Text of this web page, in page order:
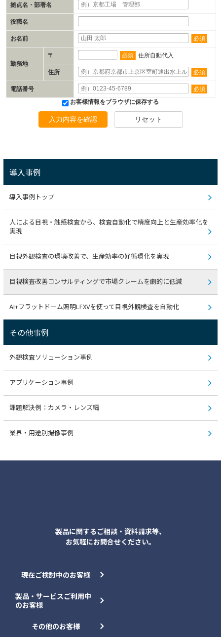
拠点名・部署名
役職名
お名前 必須
勤務地
〒 必須 住所自動代入
住所 必須
電話番号
必須
お客様情報をブラウザに保存する
入力内容を確認 リセット
導入事例
導入事例トップ
人による目視・触感検査から、検査自動化で精度向上と生産効率化を
実現
目視外観検査の環境改善で、生産効率の好循環化を実現
目視検査改善コンサルティングで市場クレームを劇的に低減
AI+フラットドーム照明LFXVを使って目視外観検査を自動化
その他事例
外観検査ソリューション事例
アプリケーション事例
課題解決例：カメラ・レンズ編
業界・用途別撮像事例
製品に関するご相談・資料請求等、
お気軽にお問合せください。
現在ご検討中のお客様
製品・サービスご利用中
のお客様
その他のお客様